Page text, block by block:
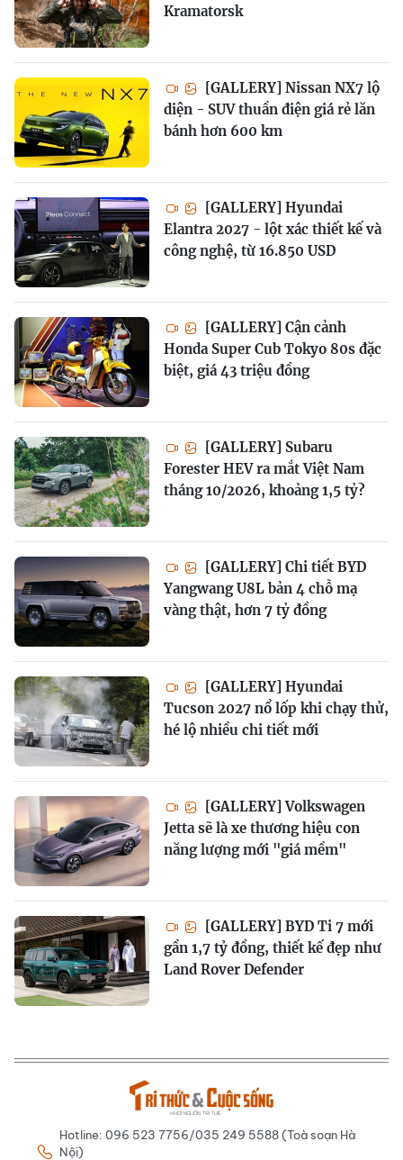
Kramatorsk
[GALLERY] Nissan NX7 lộ
diện - SUV thuần điện giá rẻ lăn
bánh hơn 600 km
[GALLERY] Hyundai
Elantra 2027 - lột xác thiết kế và
công nghệ, từ 16.850 USD
[GALLERY] Cận cảnh
Honda Super Cub Tokyo 80s đặc
biệt, giá 43 triệu đồng
[GALLERY] Subaru
Forester HEV ra mắt Việt Nam
tháng 10/2026, khoảng 1,5 tỷ?
[GALLERY] Chi tiết BYD
Yangwang U8L bản 4 chỗ mạ
vàng thật, hơn 7 tỷ đồng
[GALLERY] Hyundai
Tucson 2027 nổ lốp khi chạy thử,
hé lộ nhiều chi tiết mới
[GALLERY] Volkswagen
Jetta sẽ là xe thương hiệu con
năng lượng mới "giá mềm"
[GALLERY] BYD Ti 7 mới
gần 1,7 tỷ đồng, thiết kế đẹp như
Land Rover Defender
Hotline: 096 523 7756/035 249 5588 (Toà soạn Hà
Nội)